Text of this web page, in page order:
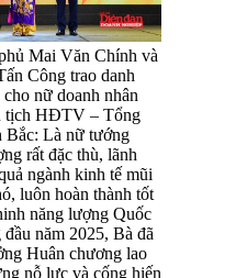
Mai Văn Chính và
Công trao danh
nữ doanh nhân
tịch HĐTV – Tổng
Là nữ tướng
rất đặc thù, lãnh
ngành kinh tế mũi
luôn hoàn thành tốt
năng lượng Quốc
năm 2025, Bà đã
Huân chương lao
nỗ lực và cống hiến